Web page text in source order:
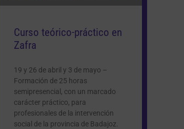
Curso teórico-práctico en
Zafra
19 y 26 de abril y 3 de mayo –
Formación de 25 horas
semipresencial, con un marcado
carácter práctico, para
profesionales de la intervención
social de la provincia de Badajoz.